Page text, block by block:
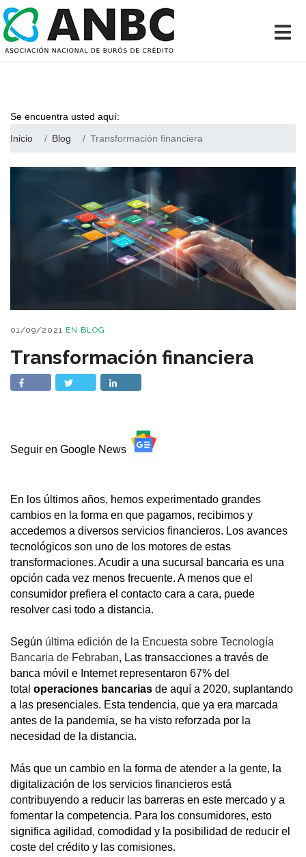
Se encuentra usted aquí:
Inicio
Blog Transformación financiera
01/09/2021 EN BLOG
Transformación financiera
Seguir en Google News
En los últimos años, hemos experimentado grandes
cambios en la forma en que pagamos, recibimos y
accedemos a diversos servicios financieros. Los avances
tecnológicos son uno de los motores de estas
transformaciones. Acudir a una sucursal bancaria es una
opción cada vez menos frecuente. A menos que el
consumidor prefiera el contacto cara a cara, puede
resolver casi todo a distancia.
Según última edición de la Encuesta sobre Tecnología
Bancaria de Febraban, Las transacciones a través de
banca móvil e Internet representaron 67% del
total operaciones bancarias de aquí a 2020, suplantando
a las presenciales. Esta tendencia, que ya era marcada
antes de la pandemia, se ha visto reforzada por la
necesidad de la distancia.
Más que un cambio en la forma de atender a la gente, la
digitalización de los servicios financieros está
contribuyendo a reducir las barreras en este mercado y a
fomentar la competencia. Para los consumidores, esto
significa agilidad, comodidad y la posibilidad de reducir el
coste del crédito y las comisiones.